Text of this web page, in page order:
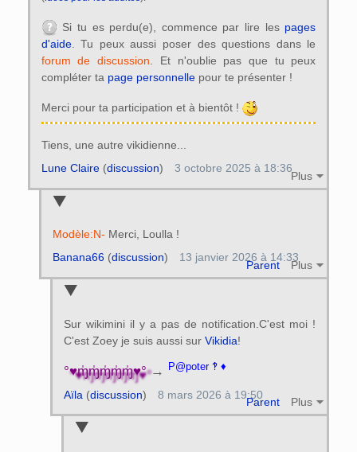
Si tu es perdu(e), commence par lire les pages
d'aide. Tu peux aussi poser des questions dans le
forum de discussion. Et n'oublie pas que tu peux
compléter ta page personnellepour te présenter !
Merci pour ta participation et à bientôt !
Tiens, une autre vikidienne...
Plus
Lune Claire(discussion) 3 octobre 2025 à 18:36
Modèle:N- Merci, Loulla !
Parent Plus
Banana66(discussion) 13 janvier 2026 à 14:33
Sur wikimini il y a pas de notification.C'est moi !
C'est Zoey je suis aussi sur Vikidia!
°♥ɱ̍ɱ̍ɱ̍ɱ̍ɱ̍♥°→ P@poter ‽ ♦
Parent Plus
Aïla (discussion) 8 mars 2026 à 19:50